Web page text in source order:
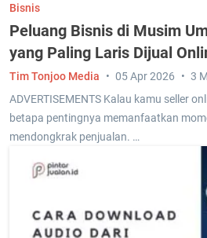
Bisnis
Peluang Bisnis di Musim
yang Paling Laris Dijual
ADVERTISEMENTS Kalau kamu seller
betapa pentingnya memanfaatkan
mendongkrak penjualan. …
Tim Tonjoo Media 05 Apr 2026 3